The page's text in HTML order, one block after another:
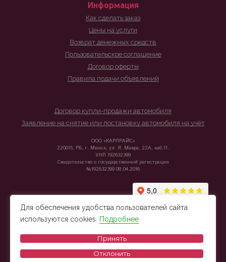
Информация
Как сделать заказ
Цены на услуги
Возврат денежных средств
Пользовательское соглашение
Договор оферты
Правила подачи объявлений
Договор купли-продажи автомобиля
Заявление на снятие или постановку автомобиля на учёт
ООО «КАРПРАЙС»
220015, РБ, г. Минск, ул. Я. Мавра, 22А, каб.11.
УНП 192632399
Свидетельство о государственной регистрации
№192632399 08.04.2016
Для обеспечения удобства пользователей сайта
используются cookies.
Подробнее
Принять
Отклонить